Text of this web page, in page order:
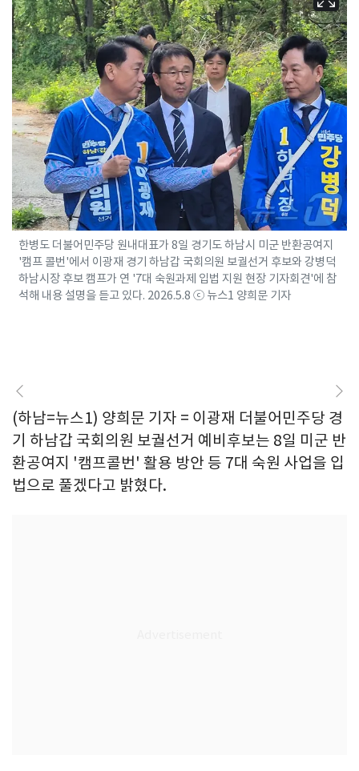
한병도 더불어민주당 원내대표가 8일 경기도 하남시 미군 반환공여지
'캠프 콜번'에서 이광재 경기 하남갑 국회의원 보궐선거 후보와 강병덕
하남시장 후보 캠프가 연 '7대 숙원과제 입법 지원 현장 기자회견'에 참
석해 내용 설명을 듣고 있다. 2026.5.8 ⓒ 뉴스1 양희문 기자
(하남=뉴스1) 양희문 기자 = 이광재 더불어민주당 경
기 하남갑 국회의원 보궐선거 예비후보는 8일 미군 반
환공여지 '캠프콜번' 활용 방안 등 7대 숙원 사업을 입
법으로 풀겠다고 밝혔다.